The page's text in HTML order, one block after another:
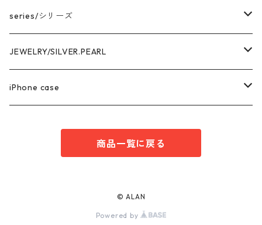
series/シリーズ
中空構造デザイン
marina series/マリーナシリーズ
getsumen series/月面シリーズ
MEDA series/メダシリーズ
JEWELRY/SILVER.PEARL
PIRCE & EARRNG
iPhone case
iPhone13 series
商品一覧に戻る
© ALAN
Powered by